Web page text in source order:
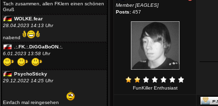
Tach zusammen, allen FKlern einen schönen
Gruß
WOLKE.fear
28.04.2023 14:13 Uhr
nabend
.:.FK.:.DiGGaBoON.:.
6.01.2023 13:58 Uhr
PsychoSticky
29.12.2022 14:25 Uhr
Einfach mal reingesehen
Member [EAGLES]
Posts: 457
FunKiller Enthusiast